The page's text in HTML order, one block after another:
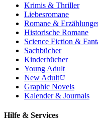
Krimis & Thriller
Liebesromane
Romane &
Historische Romane
Science Fiction &
Sachbücher
Kinderbücher
Young Adult
New Adult
Graphic Novels
Kalender & Journals
Hilfe & Services